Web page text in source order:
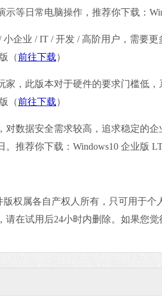
示等日常电脑操作，推荐你下载：
业 / IT / 开发 / 高阶用户，需要更
（前往下载）
，此版本对于硬件的要求门槛低，
（前往下载）
数据安全需求较高，追求稳定的企
。推荐你下载：Windows10 企业版
版权属各自产权人所有，只可用于
请在试用后24小时内删除。如果您觉